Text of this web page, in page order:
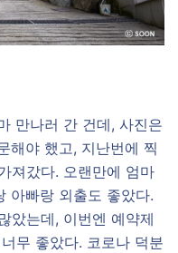
만나러 간 건데, 사진은
해야 했고, 지난번에 찍
져갔다. 오랜만에 엄마
아빠랑 외출도 좋았다.
았는데, 이번엔 예약제
무 좋았다. 코로나 덕분